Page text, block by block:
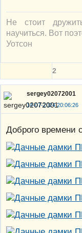
Не стоит
научиться. Вот
Уотсон
2
sergey02072001
14-07-2024 20:06:26
Доброго времени